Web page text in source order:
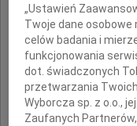
„Ustawień
Twoje dane
celów badania i
funkcjonowania
dot. świadczonych
przetwarzania
Wyborcza sp. z o.o.,
Zaufanych